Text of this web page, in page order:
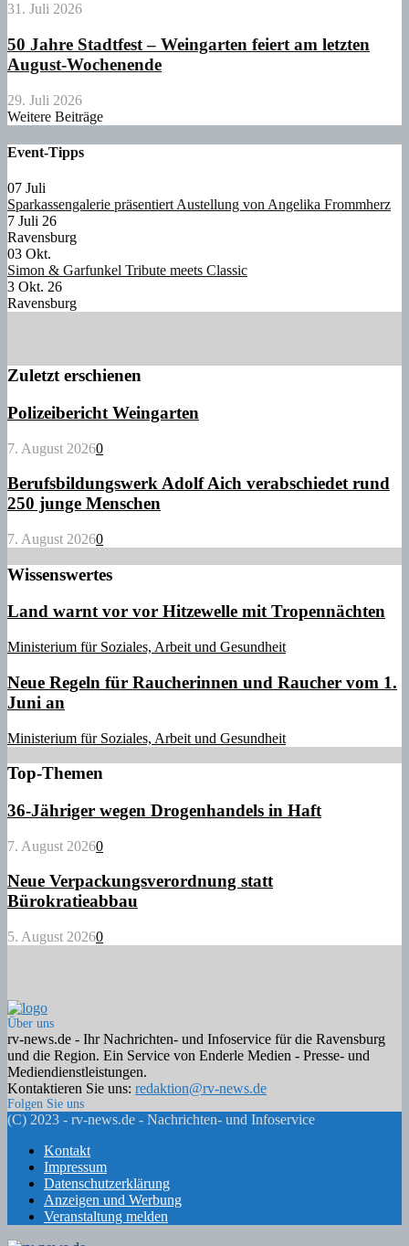
31. Juli 2026
50 Jahre Stadtfest – Weingarten feiert am letzten
August-Wochenende
29. Juli 2026
Weitere Beiträge
Event-Tipps
07 Juli
Sparkassengalerie präsentiert Austellung von Angelika Frommherz
7 Juli 26
Ravensburg
03 Okt.
Simon & Garfunkel Tribute meets Classic
3 Okt. 26
Ravensburg
Zuletzt erschienen
Polizeibericht Weingarten
7. August 20260
Berufsbildungswerk Adolf Aich verabschiedet rund
250 junge Menschen
7. August 20260
Wissenswertes
Land warnt vor vor Hitzewelle mit Tropennächten
Ministerium für Soziales, Arbeit und Gesundheit
Neue Regeln für Raucherinnen und Raucher vom 1.
Juni an
Ministerium für Soziales, Arbeit und Gesundheit
Top-Themen
36-Jähriger wegen Drogenhandels in Haft
7. August 20260
Neue Verpackungsverordnung statt
Bürokratieabbau
5. August 20260
Über uns
rv-news.de - Ihr Nachrichten- und Infoservice für die Ravensburg
und die Region. Ein Service von Enderle Medien - Presse- und
Mediendienstleistungen.
Kontaktieren Sie uns: redaktion@rv-news.de
Folgen Sie uns
Facebook
Twitter
Instagram
Email
Rss
(C) 2023 - rv-news.de - Nachrichten- und Infoservice
Kontakt
Impressum
Datenschutzerklärung
Anzeigen und Werbung
Veranstaltung melden